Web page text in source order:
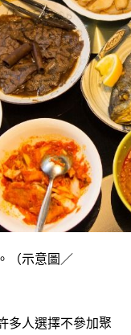
（示意圖／
多人選擇不參加聚